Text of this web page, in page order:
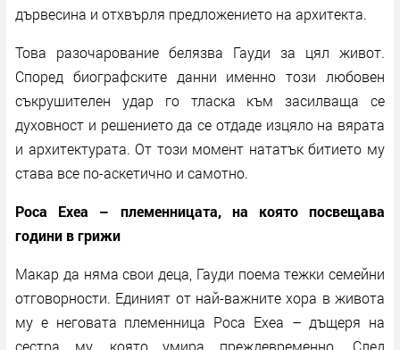
дървесина и отхвърля предложението на архитекта.
Това разочарование белязва Гауди за цял живот.
Според биографските данни именно този любовен
съкрушителен удар го тласка към засилваща се
духовност и решението да се отдаде изцяло на вярата
и архитектурата. От този момент нататък битието му
става все по-аскетично и самотно.
Роса Ехеа – племенницата, на която посвещава
години в грижи
Макар да няма свои деца, Гауди поема тежки семейни
отговорности. Единият от най-важните хора в живота
му е неговата племенница Роса Ехеа – дъщеря на
сестра му, която умира преждевременно. След